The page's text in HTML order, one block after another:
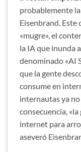
probablemente
Eisenbrand. Este
«mugre», el
la IA que inunda
denominado «AI
que la gente
consume en
internautas ya no
consecuencia,
internet para
aseveró